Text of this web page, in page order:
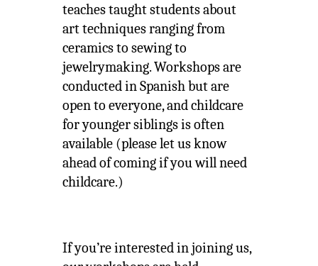
teaches taught students about
art techniques ranging from
ceramics to sewing to
jewelrymaking. Workshops are
conducted in Spanish but are
open to everyone, and childcare
for younger siblings is often
available (please let us know
ahead of coming if you will need
childcare.)
If you’re interested in joining us,